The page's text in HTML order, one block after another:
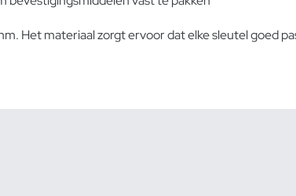
Het materiaal zorgt ervoor dat elke sleutel goed